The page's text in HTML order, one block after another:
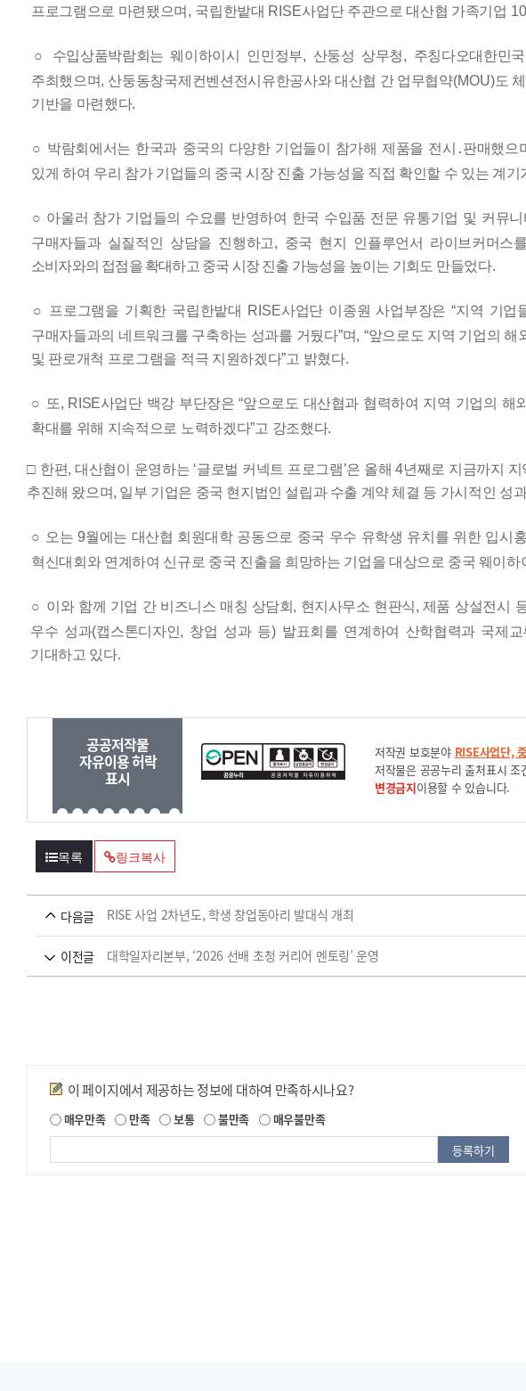
프로그램으로 마련됐으며 , 국립한밭대 RISE사업단 주관으로 대산협 가족기업 10
○ 수입상품박람회는 웨이하이시 인민정부, 산둥성 상무청, 주칭다오대한민
주최했으며, 산둥동창국제컨벤션전시유한공사와 대산협 간 업무협약(MOU)도
기반을 마련했다.
○ 박람회에서는 한국과 중국의 다양한 기업들이 참가해 제품을 전시 ․판매했으
있게 하여 우리 참가 기업들의 중국 시장 진출 가능성을 직접 확인할 수 있는 계기
○ 아울러 참가 기업들의 수요를 반영하여 한국 수입품 전문 유통기업 및 커뮤
구매자들과 실질적인 상담을 진행하고, 중국 현지 인플루언서 라이브커머스
소비자와의 접점을 확대하고 중국 시장 진출 가능성을 높이는 기회도 만들었다.
○ 프로그램을 기획한 국립한밭대 RISE사업단 이종원 사업부장은“지역 기업
구매자들과의 네트워크를 구축하는 성과를 거뒀다”며, “앞으로도 지역 기업의 해
및 판로개척 프로그램을 적극 지원하겠다”고 밝혔다.
○ 또, RISE사업단 백강 부단장은“앞으로도 대산협과 협력하여 지역 기업의 해
확대를 위해 지속적으로 노력하겠다”고 강조했다.
□ 한편,대산협이 운영하는 ‘글로벌 커넥트 프로그램’은 올해4년째로 지금까지 지
추진해 왔으며, 일부 기업은 중국 현지법인 설립과 수출 계약 체결 등 가시적인 성
○ 오는 9월에는 대산협 회원대학 공동으로 중국 우수 유학생 유치를 위한 입시
혁신대회와 연계하여 신규로 중국 진출을 희망하는 기업을대상으로 중국 웨이하
○ 이와 함께 기업 간 비즈니스 매칭 상담회 , 현지사무소 현판식, 제품 상설전시
우수 성과(캡스톤디자인 , 창업 성과 등) 발표회를 연계하여 산학협력과 국제
기대하고 있다.
공공저작물
자유이용 허락
표시
저작권 보호분야 RISE사업단,
저작물은 공공누리 출처표시
변경금지이용할 수 있습니다.
목록 링크복사
다음글 RISE 사업 2차년도, 학생 창업동아리 발대식 개최
이전글 대학일자리본부, ‘2026 선배 초청 커리어 멘토링’ 운영
만족도조사
이 페이지에서 제공하는 정보에 대하여 만족하시나요?
매우만족 만족 보통 불만족 매우불만족
공